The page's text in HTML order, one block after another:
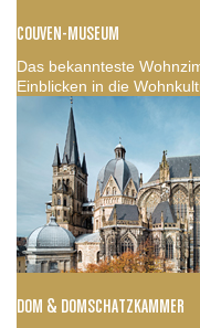
COUVEN-MUSEUM
Das bekannteste
Einblicken in die
DOM & DOMSCHATZKAMMER